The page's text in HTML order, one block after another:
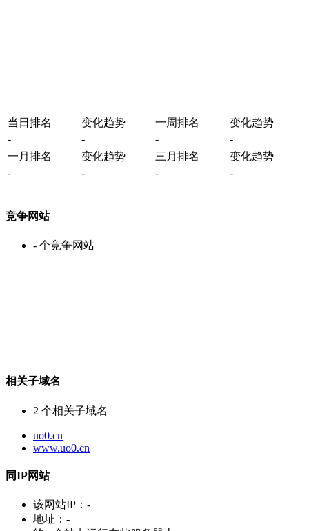
当日排名 变化趋势 一周排名
变化趋势
-
- -
-
一月排名
变化趋势 三月排名
变化趋势
-
- - -
竞争网站
- 个竞争网站
相关子域名
2 个相关子域名
uo0.cn
www.uo0.cn
同IP网站
该网站IP： -
地址： -